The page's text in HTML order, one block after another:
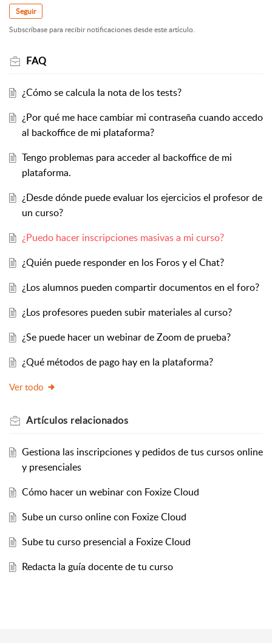
Seguir
Subscríbase para recibir notificaciones desde este artículo.
FAQ
¿Cómo se calcula la nota de los tests?
¿Por qué me hace cambiar mi contraseña cuando accedo
al backoffice de mi plataforma?
Tengo problemas para acceder al backoffice de mi
plataforma.
¿Desde dónde puede evaluar los ejercicios el profesor de
un curso?
¿Puedo hacer inscripciones masivas a mi curso?
¿Quién puede responder en los Foros y el Chat?
¿Los alumnos pueden compartir documentos en el foro?
¿Los profesores pueden subir materiales al curso?
¿Se puede hacer un webinar de Zoom de prueba?
¿Qué métodos de pago hay en la plataforma?
Ver todo
Artículos relacionados
Gestiona las inscripciones y pedidos de tus cursos online
y presenciales
Cómo hacer un webinar con Foxize Cloud
Sube un curso online con Foxize Cloud
Sube tu curso presencial a Foxize Cloud
Redacta la guía docente de tu curso